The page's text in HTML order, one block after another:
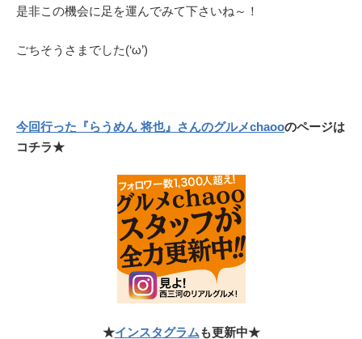
是非この機会に足を運んでみて下さいね～！
ごちそうさまでした(‘ω’)
今回行った『らうめん 将也』さんのグルメchaooのページは
コチラ★
★インスタグラムも更新中★